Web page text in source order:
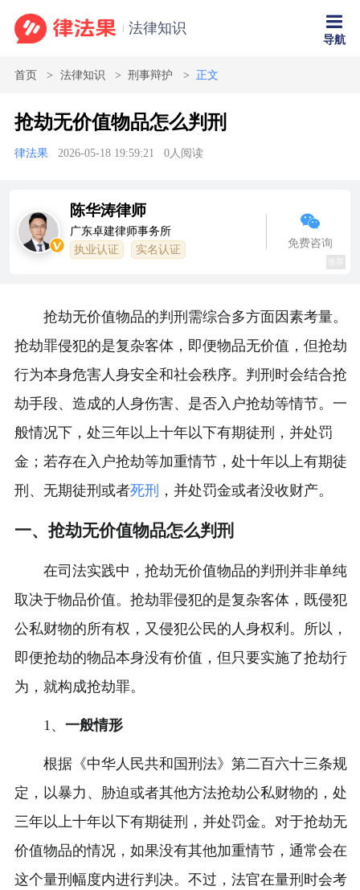
法律知识
导航
首页 法律知识 刑事辩护 正文
抢劫无价值物品怎么判刑
律法果 2026-05-18 19:59:21 0人阅读
陈华涛律师
广东卓建律师事务所
执业认证 实名认证
免费咨询
抢劫无价值物品的判刑需综合多方面因素考量。
抢劫罪侵犯的是复杂客体，即便物品无价值，但抢劫
行为本身危害人身安全和社会秩序。判刑时会结合抢
劫手段、造成的人身伤害、是否入户抢劫等情节。一
般情况下，处三年以上十年以下有期徒刑，并处罚
金；若存在入户抢劫等加重情节，处十年以上有期徒
刑、无期徒刑或者死刑 ，并处罚金或者没收财产。
一、抢劫无价值物品怎么判刑
在司法实践中，抢劫无价值物品的判刑并非单纯
取决于物品价值。抢劫罪侵犯的是复杂客体，既侵犯
公私财物的所有权，又侵犯公民的人身权利。所以，
即便抢劫的物品本身没有价值，但只要实施了抢劫行
为，就构成抢劫罪。
1、 一般情形
根据《中华人民共和国刑法》第二百六十三条规
定，以暴力、胁迫或者其他方法抢劫公私财物的，处
三年以上十年以下有期徒刑，并处罚金。对于抢劫无
价值物品的情况，如果没有其他加重情节，通常会在
这个量刑幅度内进行判决。不过，法官在量刑时会考